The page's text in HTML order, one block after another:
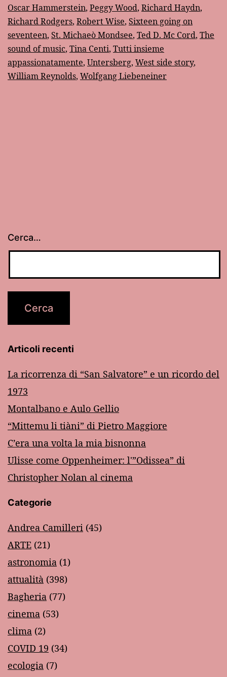
Oscar Hammerstein, Peggy Wood, Richard Haydn,
Richard Rodgers, Robert Wise, Sixteen going on
seventeen, St. Michaeò Mondsee, Ted D. Mc Cord, The
sound of music, Tina Centi, Tutti insieme
appassionatamente, Untersberg, West side story,
William Reynolds, Wolfgang Liebeneiner
Cerca…
Articoli recenti
La ricorrenza di “San Salvatore” e un ricordo del
1973
Montalbano e Aulo Gellio
“Mittemu li tiàni” di Pietro Maggiore
C’era una volta la mia bisnonna
Ulisse come Oppenheimer: l'”Odissea” di
Christopher Nolan al cinema
Categorie
Andrea Camilleri (45)
ARTE (21)
astronomia (1)
attualità (398)
Bagheria (77)
cinema (53)
clima (2)
COVID 19 (34)
ecologia (7)